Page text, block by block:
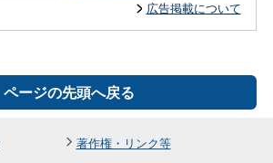
広告掲載について
ページの先頭へ戻る
著作権・リンク等